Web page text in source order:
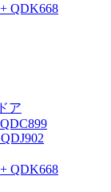
QDK668
ア
QDK668